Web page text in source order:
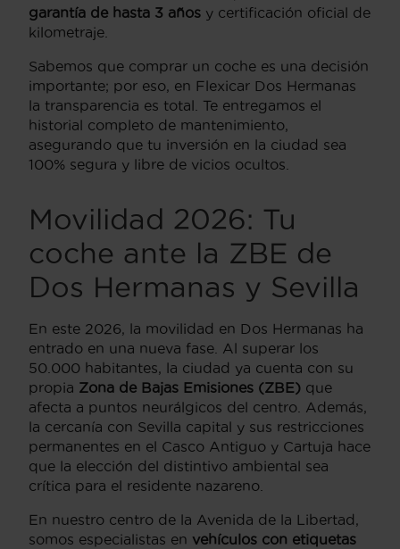
garantía de hasta 3 años y certificación oficial de
kilometraje.
Sabemos que comprar un coche es una decisión
importante; por eso, en Flexicar Dos Hermanas
la transparencia es total. Te entregamos el
historial completo de mantenimiento,
asegurando que tu inversión en la ciudad sea
100% segura y libre de vicios ocultos.
Movilidad 2026: Tu
coche ante la ZBE de
Dos Hermanas y Sevilla
En este 2026, la movilidad en Dos Hermanas ha
entrado en una nueva fase. Al superar los
50.000 habitantes, la ciudad ya cuenta con su
propia Zona de Bajas Emisiones (ZBE) que
afecta a puntos neurálgicos del centro. Además,
la cercanía con Sevilla capital y sus restricciones
permanentes en el Casco Antiguo y Cartuja hace
que la elección del distintivo ambiental sea
crítica para el residente nazareno.
En nuestro centro de la Avenida de la Libertad,
somos especialistas en vehículos con etiquetas